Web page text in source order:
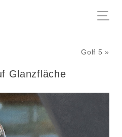
Golf 5 »
Glanzfläche